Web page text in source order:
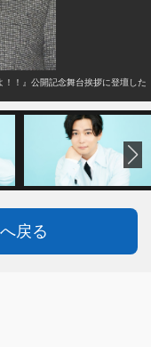
！！』公開記念舞台挨拶に登壇した
戻る